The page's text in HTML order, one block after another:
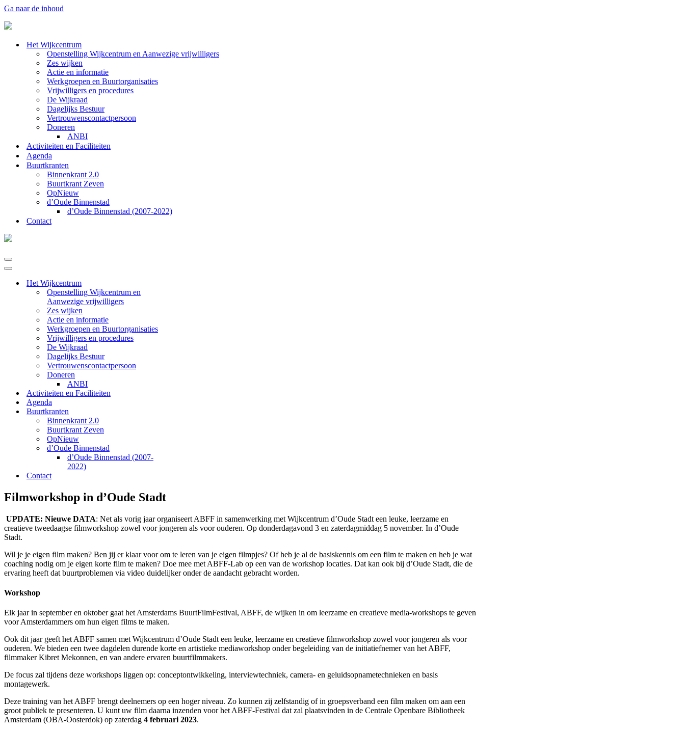
Ga naar de inhoud
Het Wijkcentrum
Openstelling Wijkcentrum en Aanwezige vrijwilligers
Zes wijken
Actie en informatie
Werkgroepen en Buurtorganisaties
Vrijwilligers en procedures
De Wijkraad
Dagelijks Bestuur
Vertrouwenscontactpersoon
Doneren
ANBI
Activiteiten en Faciliteiten
Agenda
Buurtkranten
Binnenkrant 2.0
Buurtkrant Zeven
OpNieuw
d’Oude Binnenstad
d’Oude Binnenstad (2007-2022)
Contact
Navigatie
Menu
Navigatie
Het Wijkcentrum
Openstelling Wijkcentrum en
Aanwezige vrijwilligers
Zes wijken
Actie en informatie
Werkgroepen en Buurtorganisaties
Vrijwilligers en procedures
De Wijkraad
Dagelijks Bestuur
Vertrouwenscontactpersoon
Doneren
ANBI
Activiteiten en Faciliteiten
Agenda
Buurtkranten
Binnenkrant 2.0
Buurtkrant Zeven
OpNieuw
d’Oude Binnenstad
d’Oude Binnenstad (2007-
2022)
Contact
Filmworkshop in d’Oude Stadt
UPDATE: Nieuwe DATA: Net als vorig jaar organiseert ABFF in samenwerking met Wijkcentrum d’Oude Stadt een leuke, leerzame en
creatieve tweedaagse filmworkshop zowel voor jongeren als voor ouderen. Op donderdagavond 3 en zaterdagmiddag 5 november. In d’Oude
Stadt.
Wil je je eigen film maken? Ben jij er klaar voor om te leren van je eigen filmpjes? Of heb je al de basiskennis om een film te maken en heb je wat
coaching nodig om je eigen korte film te maken? Doe mee met ABFF-Lab op een van de workshop locaties. Dat kan ook bij d’Oude Stadt, die de
ervaring heeft dat buurtproblemen via video duidelijker onder de aandacht gebracht worden.
Workshop
Elk jaar in september en oktober gaat het Amsterdams BuurtFilmFestival, ABFF, de wijken in om leerzame en creatieve media-workshops te geven
voor Amsterdammers om hun eigen films te maken.
Ook dit jaar geeft het ABFF samen met Wijkcentrum d’Oude Stadt een leuke, leerzame en creatieve filmworkshop zowel voor jongeren als voor
ouderen. We bieden een twee dagdelen durende korte en artistieke mediaworkshop onder begeleiding van de initiatiefnemer van het ABFF,
filmmaker Kibret Mekonnen, en van andere ervaren buurtfilmmakers.
De focus zal tijdens deze workshops liggen op: conceptontwikkeling, interviewtechniek, camera- en geluidsopnametechnieken en basis
montagewerk.
Deze training van het ABFF brengt deelnemers op een hoger niveau. Zo kunnen zij zelfstandig of in groepsverband een film maken om aan een
groot publiek te presenteren. U kunt uw film daarna inzenden voor het ABFF-Festival dat zal plaatsvinden in de Centrale Openbare Bibliotheek
Amsterdam (OBA-Oosterdok) op zaterdag 4 februari 2023.